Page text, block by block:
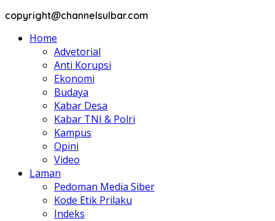
copyright@channelsulbar.com
Home
Advetorial
Anti Korupsi
Ekonomi
Budaya
Kabar Desa
Kabar TNI & Polri
Kampus
Opini
Video
Laman
Pedoman Media Siber
Kode Etik Prilaku
Indeks